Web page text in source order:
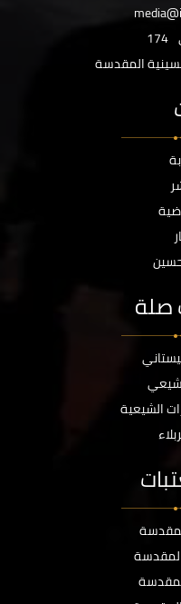
174
المقدسة
صلة
الشيعية